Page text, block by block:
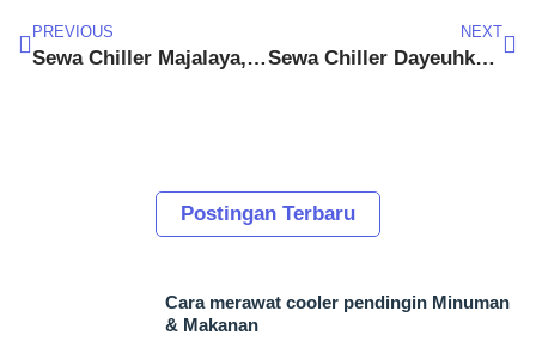
PREVIOUS
Sewa Chiller Majalaya, Kabupaten Bandung
NEXT
Sewa Chiller Dayeuhkolot, Kabupaten Bandung
Postingan Terbaru
Cara merawat cooler pendingin Minuman
& Makanan